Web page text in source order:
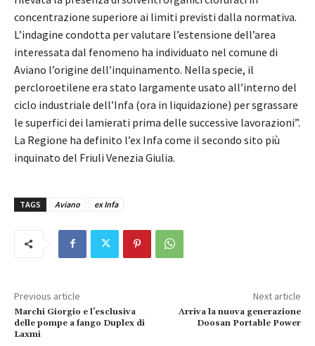
concentrazione superiore ai limiti previsti dalla normativa.
L’indagine condotta per valutare l’estensione dell’area
interessata dal fenomeno ha individuato nel comune di
Aviano l’origine dell’inquinamento. Nella specie, il
percloroetilene era stato largamente usato all’interno del
ciclo industriale dell’Infa (ora in liquidazione) per sgrassare
le superfici dei lamierati prima delle successive lavorazioni”.
La Regione ha definito l’ex Infa come il secondo sito più
inquinato del Friuli Venezia Giulia.
TAGS Aviano ex Infa
Previous article
Marchi Giorgio e l’esclusiva
delle pompe a fango Duplex di
Laxmi
Next article
Arriva la nuova generazione
Doosan Portable Power